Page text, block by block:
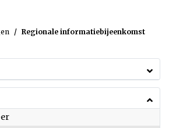
Regionale informatiebijeenkomst
2024